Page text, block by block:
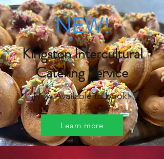
NEW!
Kingston Intercultural
Catering Service
Now Available to book!
Learn more